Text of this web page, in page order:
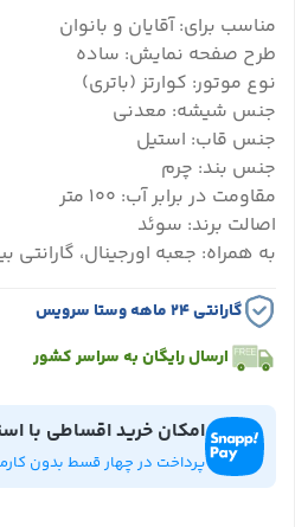
مناسب برای: آقایان و بانوان
طرح صفحه نمایش: ساده
نوع موتور: کوارتز (باتری)
جنس شیشه: معدنی
جنس قاب: استیل
جنس بند: چرم
مقاومت در برابر آب: 100 متر
اصالت برند: سوئد
به همراه: جعبه اورجینال، گارانتی
گارانتی ۲۴ ماهه وستا سرویس
ارسال رایگان به سراسر کشور
امکان خرید اقساطی با
پرداخت در چهار قسط بدون